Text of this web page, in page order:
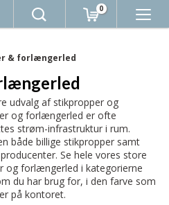
0
& forlængerled
udvalg af stikpropper og
og forlængerled er ofte
strøm-infrastruktur i rum.
både billige stikpropper samt
Se hele vores store
og forlængerled i kategorierne
du har brug for, i den farve som
på kontoret.